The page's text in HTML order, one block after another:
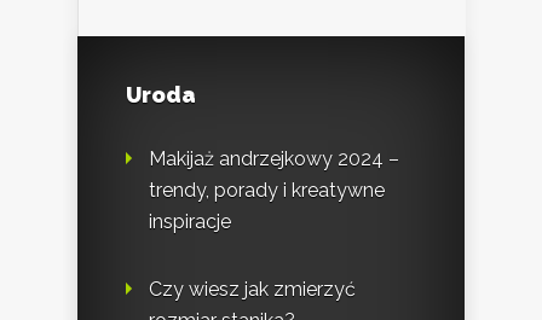
Uroda
Makijaż andrzejkowy 2024 –
trendy, porady i kreatywne
inspiracje
Czy wiesz jak zmierzyć